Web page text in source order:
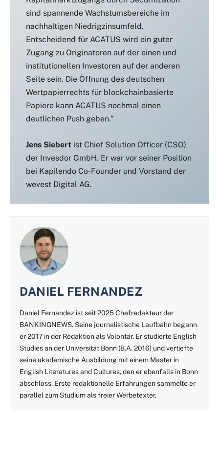
sind spannende Wachstumsbereiche im
nachhaltigen Niedrigzinsumfeld.
Entscheidend für ACATUS wird ein guter
Zugang zu Originatoren auf der einen und
institutionellen Investoren auf der anderen
Seite sein. Die Öffnung des deutschen
Wertpapierrechts für blockchainbasierte
Papiere kann ACATUS nochmal einen
deutlichen Push geben.”
Jens Siebert ist Chief Solution Officer (CSO)
der Invesdor GmbH. Er war vor seiner Position
bei Kapilendo Co-Founder und Vorstand der
wevest Digital AG.
DANIEL FERNANDEZ
Daniel Fernandez ist seit 2025 Chefredakteur der
BANKINGNEWS. Seine journalistische Laufbahn begann
er 2017 in der Redaktion als Volontär. Er studierte English
Studies an der Universität Bonn (B.A. 2016) und vertiefte
seine akademische Ausbildung mit einem Master in
English Literatures and Cultures, den er ebenfalls in Bonn
abschloss. Erste redaktionelle Erfahrungen sammelte er
parallel zum Studium als freier Werbetexter.